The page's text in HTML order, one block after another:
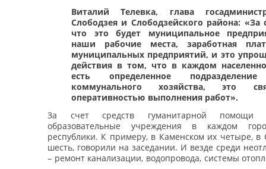
Виталий Телевка, глава
Слободзея и Слободзейского района: «За
что это будет муниципальное
наши рабочие места, заработная
муниципальных предприятий, и это
действия в том, что в каждом
есть определенное
коммунального хозяйства, это
оперативностью выполнения работ».
За счет средств гуманитарной помощи
образовательные учреждения в каждом
республики. К примеру, в Каменском их четыре, в
шесть, говорили на заседании. И везде среди
– ремонт канализации, водопровода, системы